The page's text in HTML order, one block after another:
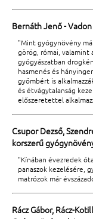
Bernáth Jenő -
"Mint gyógynövény
görög, római, valamint
gyógyászatban
hasmenés és
gyömbért is
és étvágytalanság
előszeretettel
Csupor Dezső,
korszerű
"Kínában évezredek
panaszok kezelésére,
matrózok már
Rácz Gábor, Rácz-